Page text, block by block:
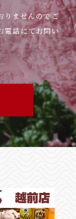
店お知らせ
せ🍻
を中心に忘年
頂いておりま
ご予約をオス
っておりま
ります‼️
りませんのでご
電話にてお問い